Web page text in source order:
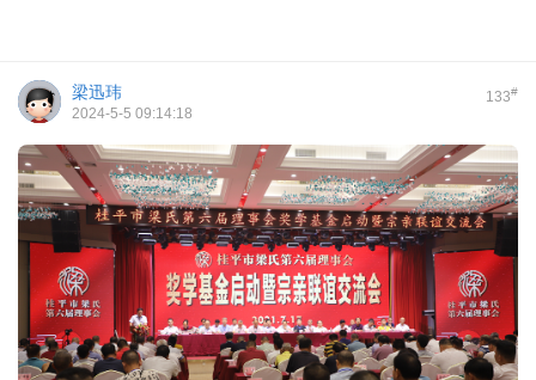
133#
梁迅玮
2024-5-5 09:14:18